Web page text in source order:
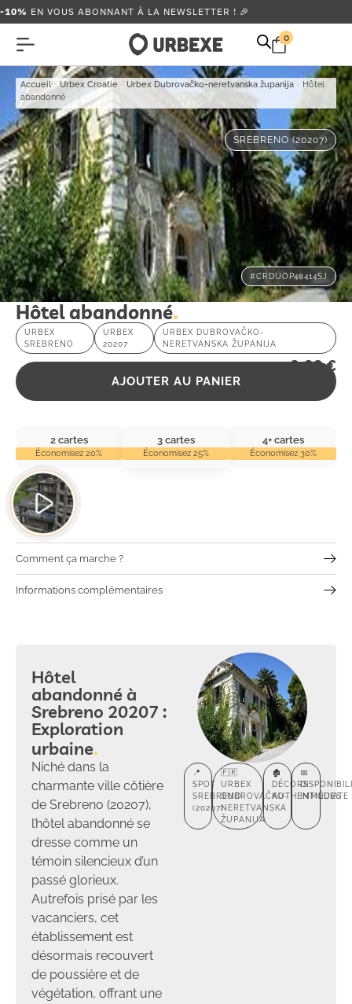
-10% EN VOUS ABONNANT À LA NEWSLETTER ! 🎉
0
Accueil -Urbex Croatie - Urbex Dubrovačko-neretvanska županija - Hôtel
abandonné
SREBRENO (20207)
#CRDUOP48414SJ
Hôtel abandonné
URBEX
SREBRENO
URBEX
20207
URBEX DUBROVAČKO-
NERETVANSKA ŽUPANIJA
2,99€
AJOUTER AU PANIER
2 cartes
Économisez 20%
3 cartes
Économisez 25%
4+ cartes
Économisez 30%
Comment ça marche ?
Informations complémentaires
Hôtel
abandonné à
Srebreno 20207 :
Exploration
urbaine
Niché dans la
charmante ville côtière
de Srebreno (20207),
l’hôtel abandonné se
dresse comme un
témoin silencieux d’un
passé glorieux.
Autrefois prisé par les
vacanciers, cet
établissement est
désormais recouvert
de poussière et de
végétation, offrant une
📍
SPOT
SREBRENO
(20207)
🇫🇷
URBEX
DUBROVAČKO-
NERETVANSKA
ŽUPANIJA
🏚️
DÉCORS
AUTHENTIQUES
📅
IMMÉDIATE